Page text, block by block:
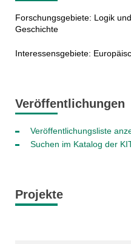
Forschungsgebiete: Logik
Geschichte
Interessensgebiete:
Veröffentlichungen
Veröffentlichungsliste
Suchen im Katalog der
Projekte